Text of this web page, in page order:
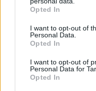
grant or deny consent to
use your data for below
consent section.
Opted In
I want to opt-out of
Personal Data.
Opted In
I want to opt-out of
Personal Data for
Opted In
Απομένουν2500